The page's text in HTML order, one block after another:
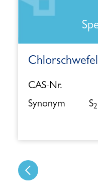
Chlorschwefel
CAS-Nr.
Synonym
S2